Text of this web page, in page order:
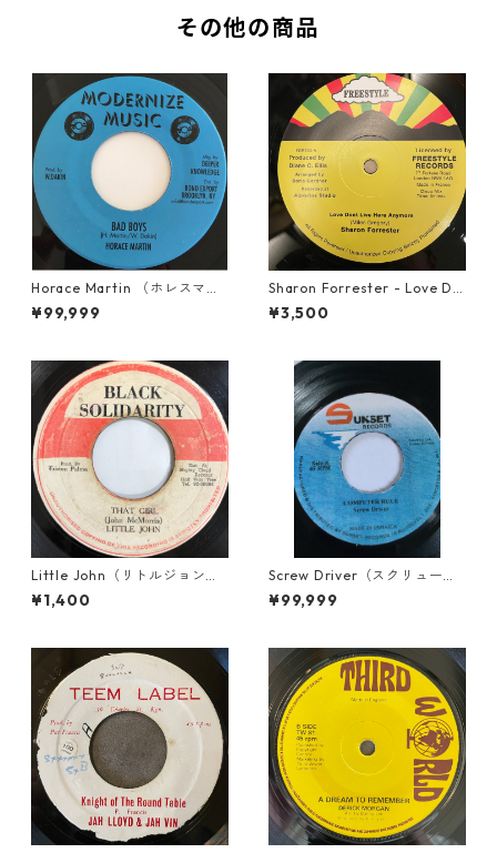
その他の商品
Horace Martin （ホレスマー
ティン） - Bad Boys【7'】
¥99,999
Sharon Forrester - Love Do
n't Live Here Anymore【12-
50068】
¥3,500
Little John（リトルジョン）
- That Girl 【7-20045】
¥1,400
Screw Driver（スクリュード
ライバー） - Computer Rule
【7'】
¥99,999